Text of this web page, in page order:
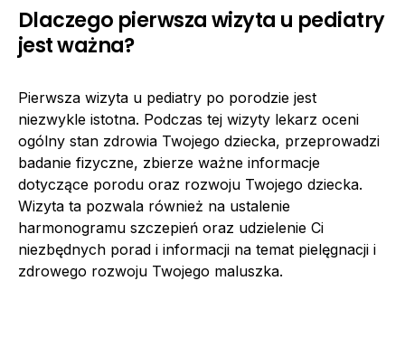
Dlaczego pierwsza wizyta u pediatry
jest ważna?
Pierwsza wizyta u pediatry po porodzie jest
niezwykle istotna. Podczas tej wizyty lekarz oceni
ogólny stan zdrowia Twojego dziecka, przeprowadzi
badanie fizyczne, zbierze ważne informacje
dotyczące porodu oraz rozwoju Twojego dziecka.
Wizyta ta pozwala również na ustalenie
harmonogramu szczepień oraz udzielenie Ci
niezbędnych porad i informacji na temat pielęgnacji i
zdrowego rozwoju Twojego maluszka.